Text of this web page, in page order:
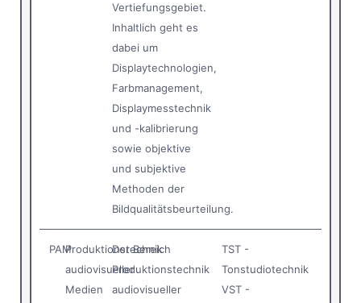
Vertiefungsgebiet.
Inhaltlich geht es
dabei um
Displaytechnologien,
Farbmanagement,
Displaymesstechnik
und -kalibrierung
sowie objektive
und subjektive
Methoden der
Bildqualitätsbeurteilung.
PAMProduktionstechnik
audiovisueller
Medien
Der Bereich
Produktionstechnik
audiovisueller
TST -
Tonstudiotechnik
VST -